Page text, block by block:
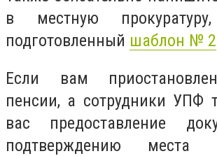
в местную
подготовленный шаблон № 2
Если вам
пенсии, а сотрудники УПФ
вас предоставление
подтверждению места